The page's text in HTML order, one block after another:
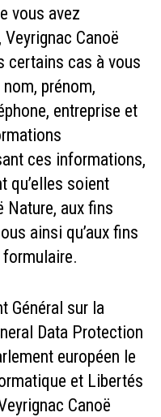
vous avez
Canoë
certains cas à vous
prénom,
entreprise et
ces informations,
qu’elles soient
Nature, aux fins
ainsi qu’aux fins
Général sur la
Data Protection
européen le
et Libertés
Canoë